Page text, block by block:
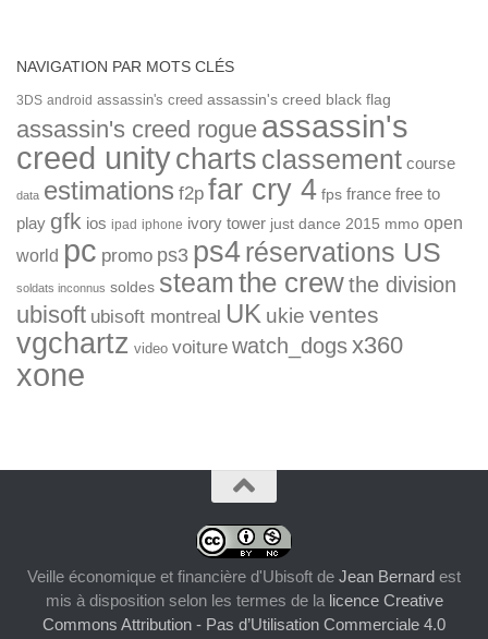
NAVIGATION PAR MOTS CLÉS
3DS android assassin's creed assassin's creed black flag
assassin's creed rogue assassin's
creed unitycharts classement course
data estimations f2p far cry 4 fps france free to
play gfk ios ipad iphone ivory tower just dance 2015 mmo open
world pc promo ps3 ps4réservations US
soldats inconnus soldes steamthe crewthe division
ubisoft ubisoft montreal UK ukie ventes
vgchartz video voiture watch_dogsx360
xone
Veille économique et financière d'Ubisoft de Jean Bernard est
mis à disposition selon les termes de la licence Creative
Commons Attribution - Pas d’Utilisation Commerciale 4.0